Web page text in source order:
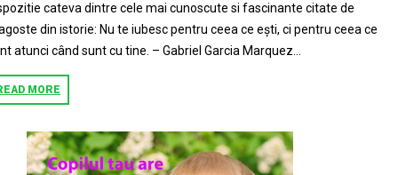
cateva dintre cele mai cunoscute si fascinante citate de
din istorie: Nu te iubesc pentru ceea ce ești, ci pentru ceea ce
atunci când sunt cu tine. – Gabriel Garcia Marquez...
MORE